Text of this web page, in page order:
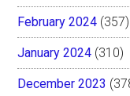
February 2024 (357)
January 2024 (310)
December 2023